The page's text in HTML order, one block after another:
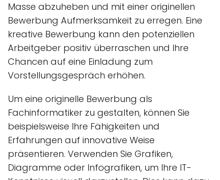
Masse abzuheben und mit einer originellen
Bewerbung Aufmerksamkeit zu erregen. Eine
kreative Bewerbung kann den potenziellen
Arbeitgeber positiv überraschen und Ihre
Chancen auf eine Einladung zum
Vorstellungsgespräch erhöhen.
Um eine originelle Bewerbung als
Fachinformatiker zu gestalten, können Sie
beispielsweise Ihre Fähigkeiten und
Erfahrungen auf innovative Weise
präsentieren. Verwenden Sie Grafiken,
Diagramme oder Infografiken, um Ihre IT-